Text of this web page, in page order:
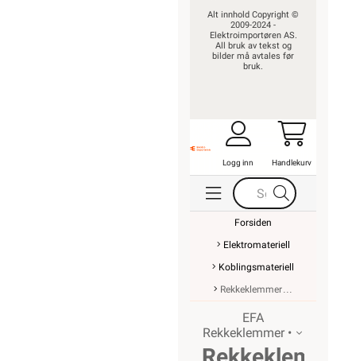
Alt innhold Copyright ©
2009-2024 -
Elektroimportøren AS.
All bruk av tekst og
bilder må avtales før
bruk.
Logg inn Handlekurv
Forsiden
Elektromateriell
Koblingsmateriell
Rekkeklemmer
EFA
Rekkeklemmer •